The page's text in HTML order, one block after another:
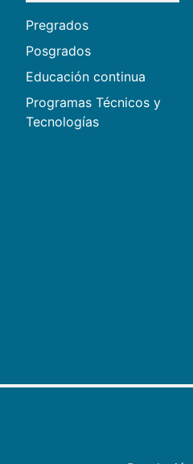
Pregrados
Posgrados
Educación continua
Programas Técnicos y
Tecnologías